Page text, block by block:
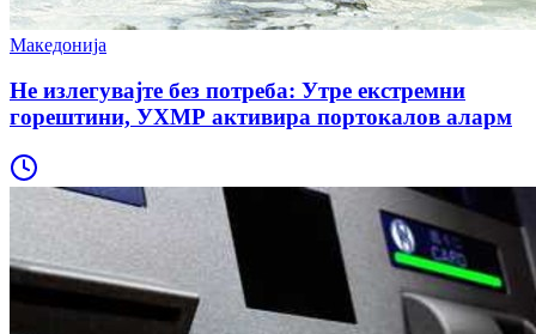
Македонија
Не излегувајте без потреба: Утре екстремни
горештини, УХМР активира портокалов аларм